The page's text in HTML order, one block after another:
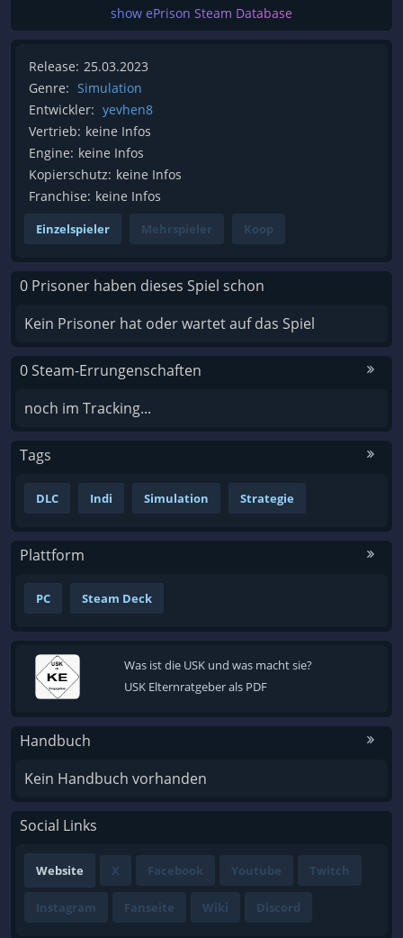
show ePrison Steam Database
Release: 25.03.2023
Genre: Simulation
Entwickler: yevhen8
Vertrieb: keine Infos
Engine: keine Infos
Kopierschutz: keine Infos
Franchise: keine Infos
Einzelspieler Mehrspieler Koop
0 Prisoner haben dieses Spiel schon
Kein Prisoner hat oder wartet auf das Spiel
0 Steam-Errungenschaften
noch im Tracking...
Tags
DLC Indi Simulation Strategie
Plattform
PC Steam Deck
Was ist die USK und was macht sie?
USK Elternratgeber als PDF
Handbuch
Kein Handbuch vorhanden
Social Links
Website X Facebook Youtube Twitch
Instagram Fanseite Wiki Discord